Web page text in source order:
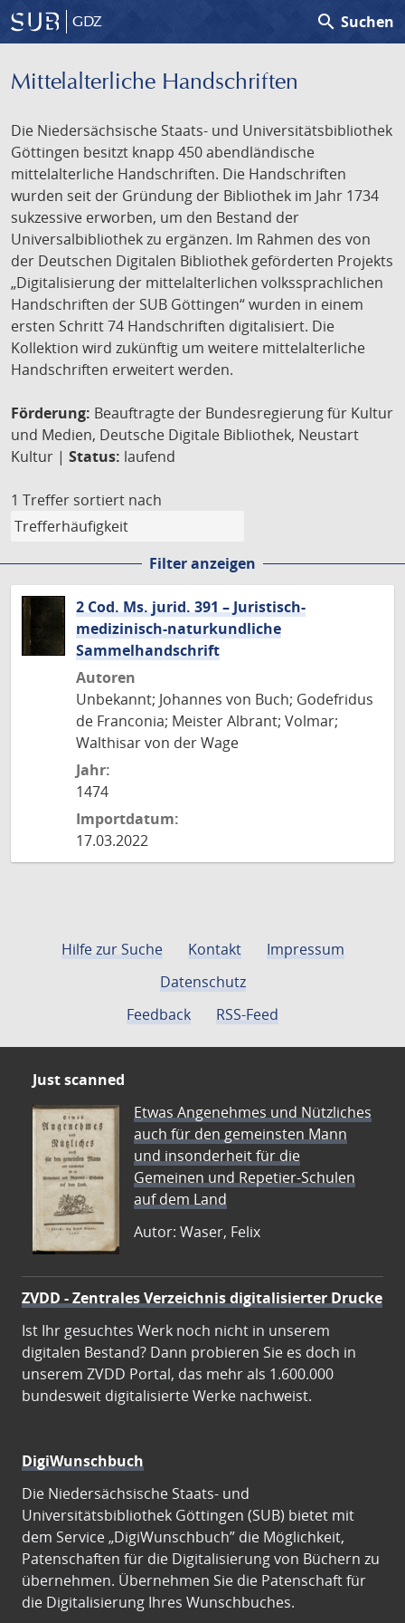
GDZ search Suchen
Mittelalterliche Handschriften
Die Niedersächsische Staats- und Universitätsbibliothek
Göttingen besitzt knapp 450 abendländische
mittelalterliche Handschriften. Die Handschriften
wurden seit der Gründung der Bibliothek im Jahr 1734
sukzessive erworben, um den Bestand der
Universalbibliothek zu ergänzen. Im Rahmen des von
der Deutschen Digitalen Bibliothek geförderten Projekts
„Digitalisierung der mittelalterlichen volkssprachlichen
Handschriften der SUB Göttingen“ wurden in einem
ersten Schritt 74 Handschriften digitalisiert. Die
Kollektion wird zukünftig um weitere mittelalterliche
Handschriften erweitert werden.
Förderung: Beauftragte der Bundesregierung für Kultur
und Medien, Deutsche Digitale Bibliothek, Neustart
Kultur | Status: laufend
1 Treffer sortiert nach
Filter anzeigen
2 Cod. Ms. jurid. 391 – Juristisch-
medizinisch-naturkundliche
Sammelhandschrift
Autoren
Unbekannt; Johannes von Buch; Godefridus
de Franconia; Meister Albrant; Volmar;
Walthisar von der Wage
Jahr:
1474
Importdatum:
17.03.2022
Hilfe zur Suche Kontakt
Impressum
Datenschutz
Feedback
RSS-Feed
Just scanned
Etwas Angenehmes und Nützliches
auch für den gemeinsten Mann
und insonderheit für die
Gemeinen und Repetier-Schulen
auf dem Land
Autor: Waser, Felix
ZVDD - Zentrales Verzeichnis digitalisierter Drucke
Ist Ihr gesuchtes Werk noch nicht in unserem
digitalen Bestand? Dann probieren Sie es doch in
unserem ZVDD Portal, das mehr als 1.600.000
bundesweit digitalisierte Werke nachweist.
DigiWunschbuch
Die Niedersächsische Staats- und
Universitätsbibliothek Göttingen (SUB) bietet mit
dem Service „DigiWunschbuch” die Möglichkeit,
Patenschaften für die Digitalisierung von Büchern zu
übernehmen. Übernehmen Sie die Patenschaft für
die Digitalisierung Ihres Wunschbuches.